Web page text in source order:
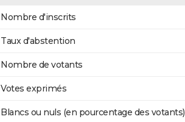
Nombre d'inscrits
Taux d'abstention
Nombre de votants
Votes exprimés
Blancs ou nuls (en pourcentage des votants)